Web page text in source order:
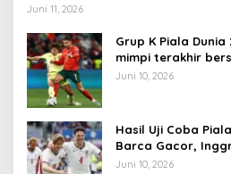
Juni 11, 2026
Grup K Piala
mimpi terakhir
Juni 10, 2026
Hasil Uji Coba
Barca Gacor,
Juni 10, 2026